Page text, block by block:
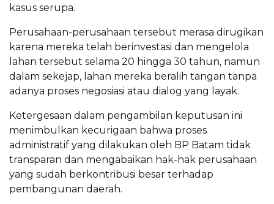
kasus serupa.
Perusahaan-perusahaan tersebut merasa dirugikan
karena mereka telah berinvestasi dan mengelola
lahan tersebut selama 20 hingga 30 tahun, namun
dalam sekejap, lahan mereka beralih tangan tanpa
adanya proses negosiasi atau dialog yang layak.
Ketergesaan dalam pengambilan keputusan ini
menimbulkan kecurigaan bahwa proses
administratif yang dilakukan oleh BP Batam tidak
transparan dan mengabaikan hak-hak perusahaan
yang sudah berkontribusi besar terhadap
pembangunan daerah.